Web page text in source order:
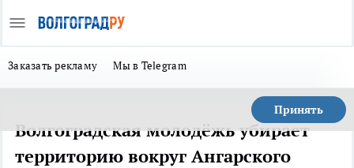
Заказать рекламу Мы в Telegram
Принять
Волгоградская молодёжь убирает
территорию вокруг Ангарского